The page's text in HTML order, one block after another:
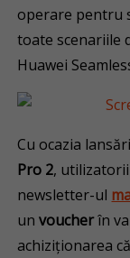
operare pentru
toate scenariile
Huawei
Cu ocazia
Pro 2,
newsletter-ul
unvoucherîn
achiziționarea